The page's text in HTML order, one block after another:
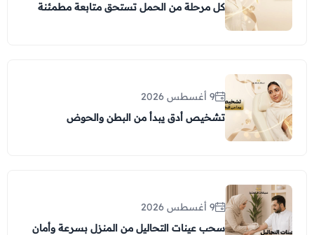
كل مرحلة من الحمل تستحق متابعة مطمئنة
9 أغسطس 2026
تشخيص أدق يبدأ من البطن والحوض
9 أغسطس 2026
سحب عينات التحاليل من المنزل بسرعة وأمان